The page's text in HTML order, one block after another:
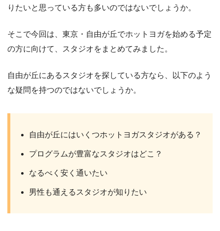
りたいと思っている方も多いのではないでしょうか。
そこで今回は、東京・自由が丘でホットヨガを始める予定
の方に向けて、スタジオをまとめてみました。
自由が丘にあるスタジオを探している方なら、以下のよう
な疑問を持つのではないでしょうか。
自由が丘にはいくつホットヨガスタジオがある？
プログラムが豊富なスタジオはどこ？
なるべく安く通いたい
男性も通えるスタジオが知りたい